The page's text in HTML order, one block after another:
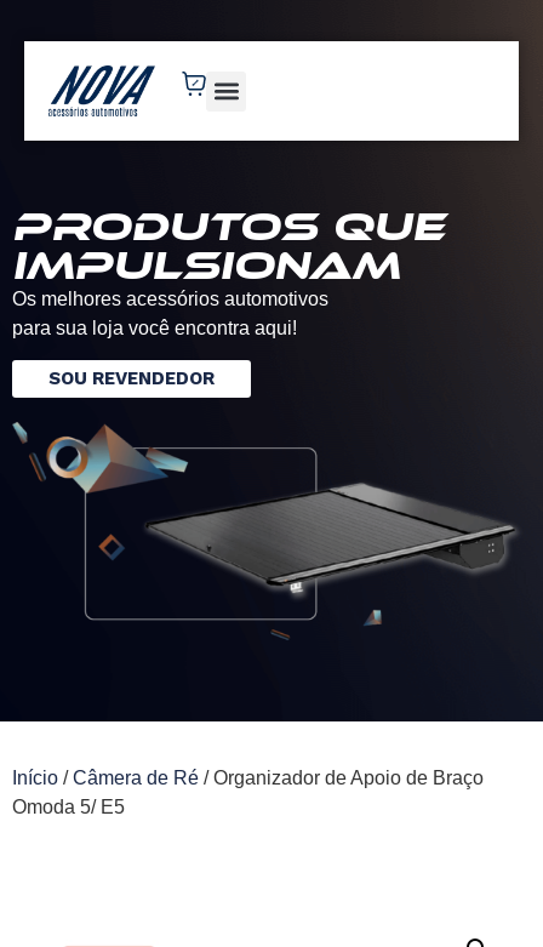
Produtos que
impulsionam
Os melhores acessórios automotivos
para sua loja você encontra aqui!
SOU REVENDEDOR
Início /Câmera de Ré / Organizador de Apoio de Braço
Omoda 5/ E5